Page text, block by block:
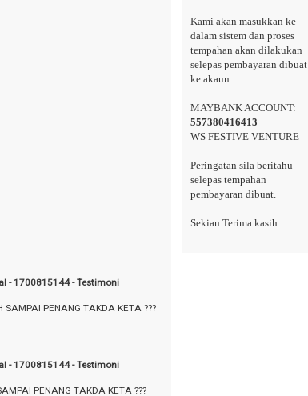
- 1700815144 - Testimoni
SAMPAI PENANG TAKDA KETA ???
- 1700815144 - Testimoni
PENANG TAKDA KETA ???
Kami akan masukkan ke
dalam sistem dan proses
tempahan akan dilakukan
selepas pembayaran dibuat
ke akaun:
MAYBANK ACCOUNT:
557380416413
WS FESTIVE VENTURE
Peringatan sila beritahu
selepas tempahan
pembayaran dibuat.
Sekian Terima kasih.